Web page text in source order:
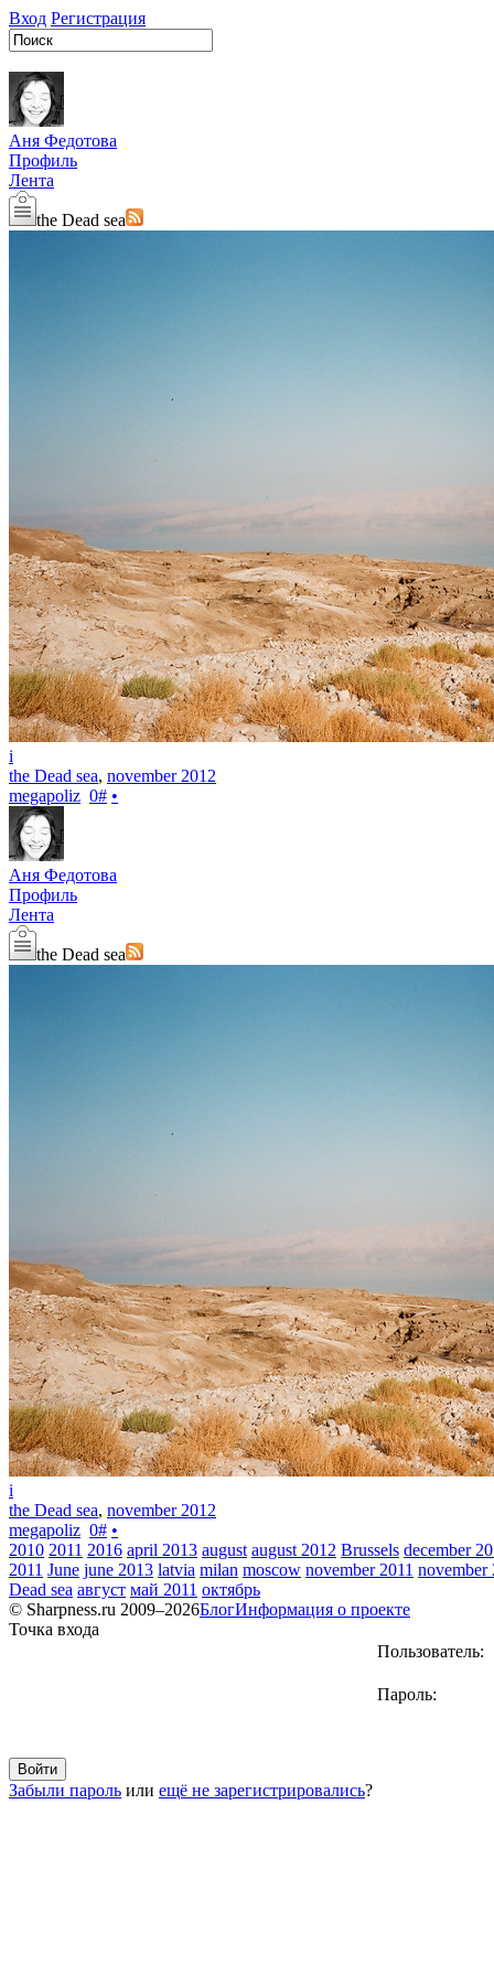
Вход Регистрация
Аня Федотова
Профиль
Лента
the Dead sea
i
the Dead sea, november 2012
megapoliz 0# •
Аня Федотова
Профиль
Лента
the Dead sea
i
the Dead sea, november 2012
megapoliz 0# •
2010 2011 2016 april 2013 august august 2012 Brussels december
2011 June june 2013 latvia milan moscow november 2011 november
Dead sea август май 2011 октябрь
© Sharpness.ru 2009–2026БлогИнформация о проекте
Точка входа
Пользователь:
Пароль:
Забыли пароль или ещё не зарегистрировались?